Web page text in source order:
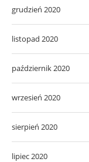
grudzień 2020
listopad 2020
październik 2020
wrzesień 2020
sierpień 2020
lipiec 2020